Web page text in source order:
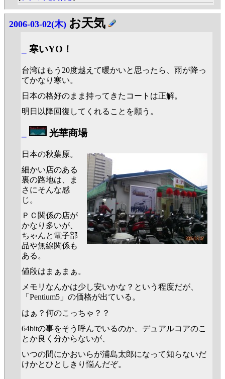
2006-03-02(木) お天気
寒いYO！
台湾はもう20度越えて暖かいと思ったら、雨が降っ
てかなり寒い。
日本の格好のまま持ってきたコートは正解。
明日以降回復してくれることを願う。
光華商場
日本の秋葉原。
細かい店のある
裏の路地は、ま
さにそんな感
じ。
ＰＣ関係の店が
かなり多いが、
ちゃんと電子部
品や無線関係も
ある。
値段はまぁまぁ。
メモリなんかは少し安いかな？という程度だが、
「Pentium5」の価格が出ている。
はぁ？何のこっちゃ？？
64bitの事をそう呼んでいるのか、デュアルコアのこ
とか良く分からないが、
いつの間にかおいらが浦島太郎になって知らないだ
けかとひとしきり悩んだぞ。